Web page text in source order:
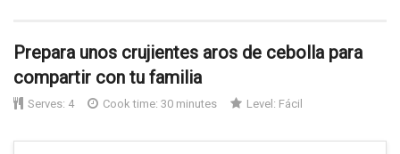
Prepara unos crujientes aros de cebolla para
compartir con tu familia
Serves: 4 Cook time: 30 minutes Level: Fácil